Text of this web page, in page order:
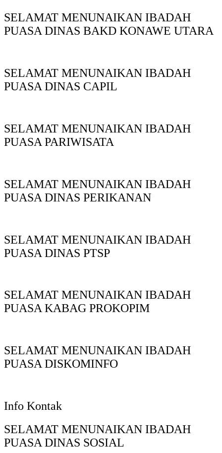
SELAMAT MENUNAIKAN IBADAH
PUASA DINAS BAKD KONAWE UTARA
SELAMAT MENUNAIKAN IBADAH
PUASA DINAS CAPIL
SELAMAT MENUNAIKAN IBADAH
PUASA PARIWISATA
SELAMAT MENUNAIKAN IBADAH
PUASA DINAS PERIKANAN
SELAMAT MENUNAIKAN IBADAH
PUASA DINAS PTSP
SELAMAT MENUNAIKAN IBADAH
PUASA KABAG PROKOPIM
SELAMAT MENUNAIKAN IBADAH
PUASA DISKOMINFO
Info Kontak
SELAMAT MENUNAIKAN IBADAH
PUASA DINAS SOSIAL